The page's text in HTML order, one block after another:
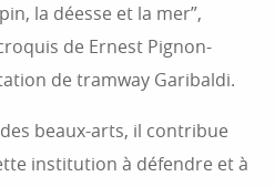
la déesse et la mer”,
de Ernest Pignon-
de tramway Garibaldi.
beaux-arts, il contribue
institution à défendre et à